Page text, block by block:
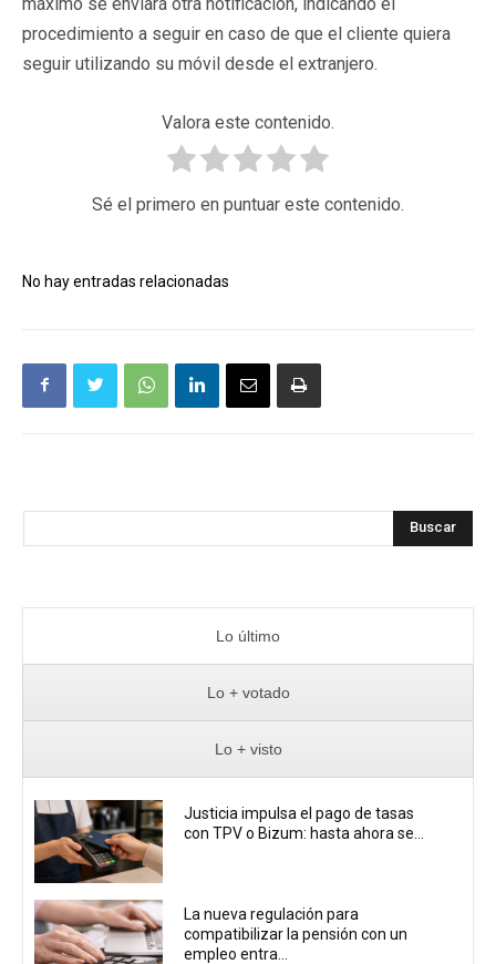
procedimiento a seguir en caso de que el cliente quiera
seguir utilizando su móvil desde el extranjero.
Valora este contenido.
Sé el primero en puntuar este contenido.
No hay entradas relacionadas
Buscar
Lo último
Lo + votado
Lo + visto
Justicia impulsa el pago de tasas
con TPV o Bizum: hasta ahora se...
La nueva regulación para
compatibilizar la pensión con un
empleo entra...